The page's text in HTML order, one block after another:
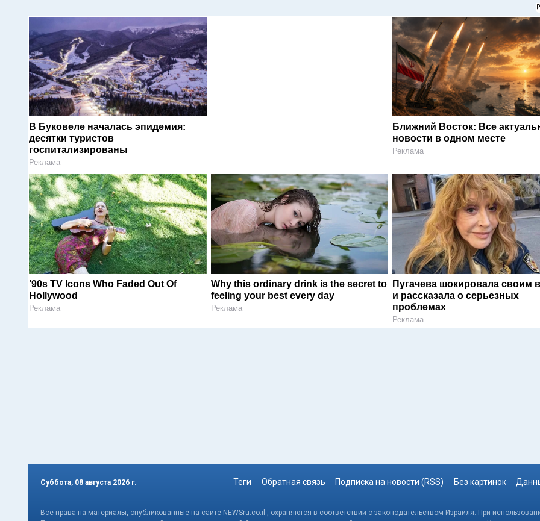
В Буковеле началась эпидемия:
десятки туристов
госпитализированы
Реклама
Ближний Восток: Все
новости в одном месте
Реклама
’90s TV Icons Who Faded Out Of
Hollywood
Реклама
Why this ordinary drink is the secret to
feeling your best every day
Реклама
Пугачева шокировала своим
и рассказала о серьезных
проблемах
Реклама
Суббота, 08 августа 2026 г. Теги Обратная связь Подписка на новости (RSS) Без картинок
Все права на материалы, опубликованные на сайте NEWSru.co.il , охраняются в соответствии с законодательством Израиля. При